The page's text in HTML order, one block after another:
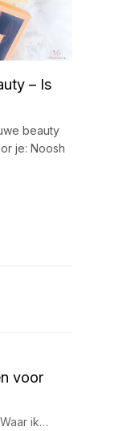
– Is
beauty
je: Noosh
voor
ik…